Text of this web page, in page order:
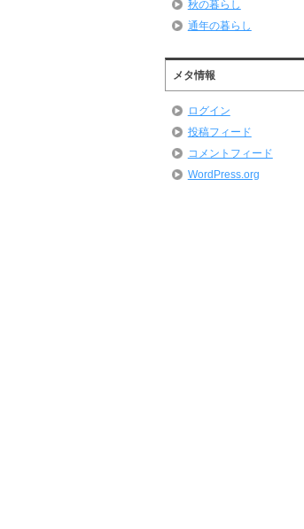
秋の暮らし
通年の暮らし
メタ情報
ログイン
投稿フィード
コメントフィード
WordPress.org